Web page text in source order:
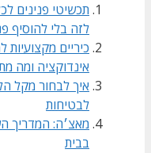
תכשיטי פנינים
לזה בלי להוסיף
כיריים
אינדוקציה ומה
איך לבחור מקל
לבטיחות
מאצ׳ה: המדריך
בבית